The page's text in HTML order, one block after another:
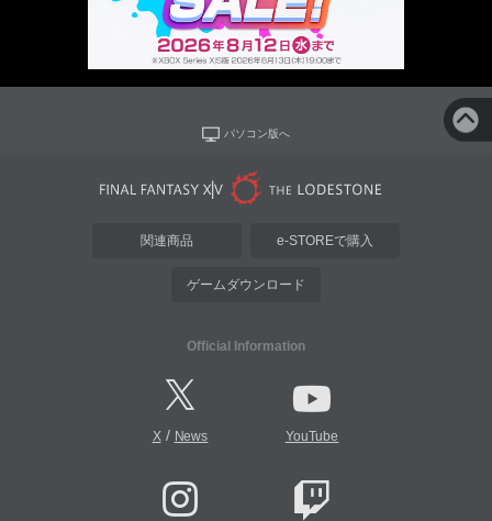
パソコン版へ
関連商品 e-STOREで購入
ゲームダウンロード
Official Information
X/ News YouTube